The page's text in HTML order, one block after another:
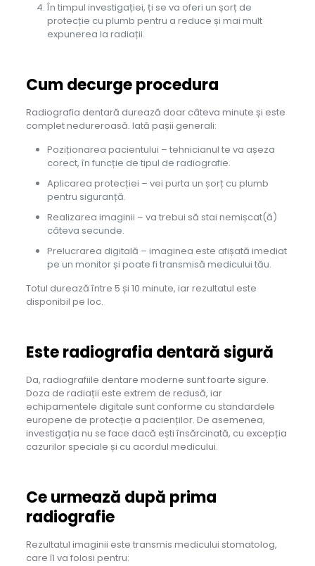
În timpul investigației, ți se va oferi un șorț de
protecție cu plumb pentru a reduce și mai mult
expunerea la radiații.
Cum decurge procedura
Radiografia dentară durează doar câteva minute și este
complet nedureroasă. Iată pașii generali:
Poziționarea pacientului – tehnicianul te va așeza
corect, în funcție de tipul de radiografie.
Aplicarea protecției – vei purta un șorț cu plumb
pentru siguranță.
Realizarea imaginii – va trebui să stai nemișcat(ă)
câteva secunde.
Prelucrarea digitală – imaginea este afișată imediat
pe un monitor și poate fi transmisă medicului tău.
Totul durează între 5 și 10 minute, iar rezultatul este
disponibil pe loc.
Este radiografia dentară sigură
Da, radiografiile dentare moderne sunt foarte sigure.
Doza de radiații este extrem de redusă, iar
echipamentele digitale sunt conforme cu standardele
europene de protecție a pacienților. De asemenea,
investigația nu se face dacă ești însărcinată, cu excepția
cazurilor speciale și cu acordul medicului.
Ce urmează după prima
radiografie
Rezultatul imaginii este transmis medicului stomatolog,
care îl va folosi pentru: